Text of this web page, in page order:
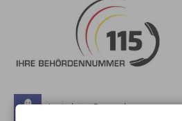
Leichte Sprache